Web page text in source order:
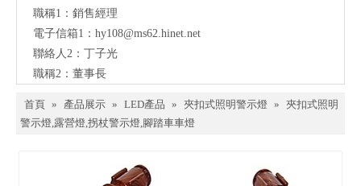
職稱1：銷售經理
電子信箱1： hy108@ms62.hinet.net
聯絡人2：丁子光
職稱2：董事長
首頁 » 產品展示 » LED產品 » 夾扣式照明警示燈 » 夾扣式照明
警示燈,露營燈,拐杖警示燈,腳踏車車燈